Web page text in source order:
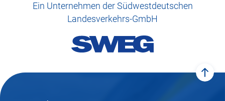
Ein Unternehmen der Südwestdeutschen
Landesverkehrs-GmbH
zum